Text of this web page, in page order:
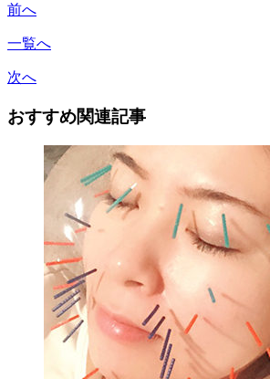
前へ
一覧へ
次へ
おすすめ関連記事